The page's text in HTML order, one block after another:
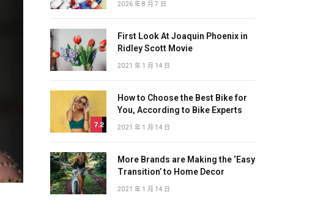
2026 年 8 月 7 日
First Look At Joaquin Phoenix in
Ridley Scott Movie
2021 年 1 月 14 日
7.2
How to Choose the Best Bike for
You, According to Bike Experts
2021 年 1 月 14 日
More Brands are Making the ‘Easy
Transition’ to Home Decor
2021 年 1 月 14 日